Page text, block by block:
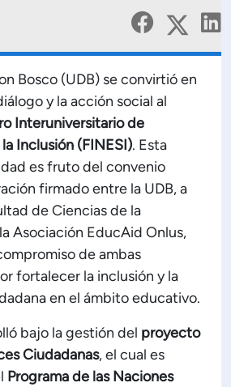
Bosco (UDB) se convirtió en
y la acción social al
Interuniversitario de
Inclusión (FINESI). Esta
es fruto del convenio
firmado entre la UDB, a
de Ciencias de la
Asociación EducAid Onlus,
de ambas
fortalecer la inclusión y la
en el ámbito educativo.
bajo la gestión del proyecto
Ciudadanas, el cual es
Programa de las Naciones